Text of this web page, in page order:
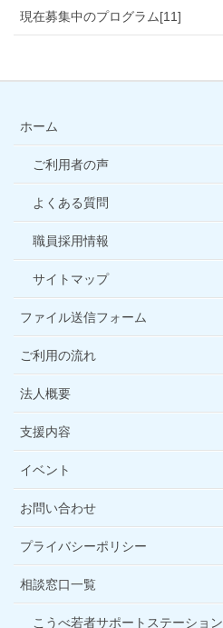
現在募集中のプログラム[11]
ホーム
ご利用者の声
よくある質問
職員採用情報
サイトマップ
ファイル送信フォーム
ご利用の流れ
法人概要
支援内容
イベント
お問い合わせ
プライバシーポリシー
相談窓口一覧
こうべ若者サポートステーション